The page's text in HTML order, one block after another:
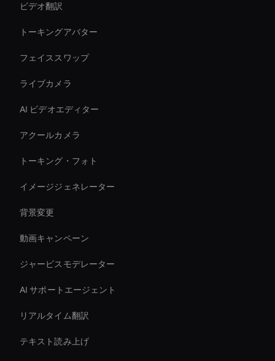
ビデオ翻訳
トーキングアバター
フェイススワップ
ライブカメラ
AI ビデオエディター
アクールカメラ
トーキング・フォト
イメージジェネレーター
背景変更
動画キャンペーン
ジャービスモデレーター
AI サポートエージェント
リアルタイム翻訳
テキスト読み上げ